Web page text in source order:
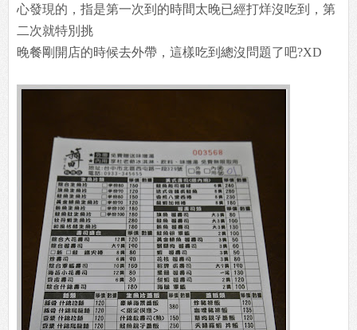
心發現的，指是第一次到的時間太晚已經打烊沒吃到，第
二次就特別挑
晚餐剛開店的時候去外帶，這樣吃到總沒問題了吧?XD